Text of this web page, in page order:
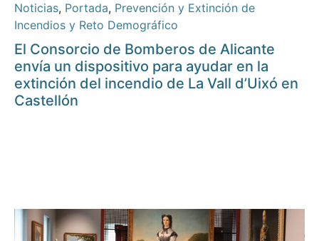
Noticias, Portada, Prevención y Extinción de
Incendios y Reto Demográfico
El Consorcio de Bomberos de Alicante
envía un dispositivo para ayudar en la
extinción del incendio de La Vall d’Uixó en
Castellón